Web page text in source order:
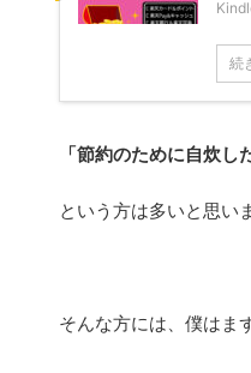
続
「節約のために自炊
という方は多いと思い
そんな方には、僕はま